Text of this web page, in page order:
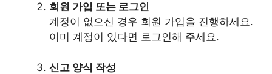
회원 가입 또는 로그인
계정이 없으신 경우 회원 가입을 진행하세요.
이미 계정이 있다면 로그인해 주세요.
신고 양식 작성